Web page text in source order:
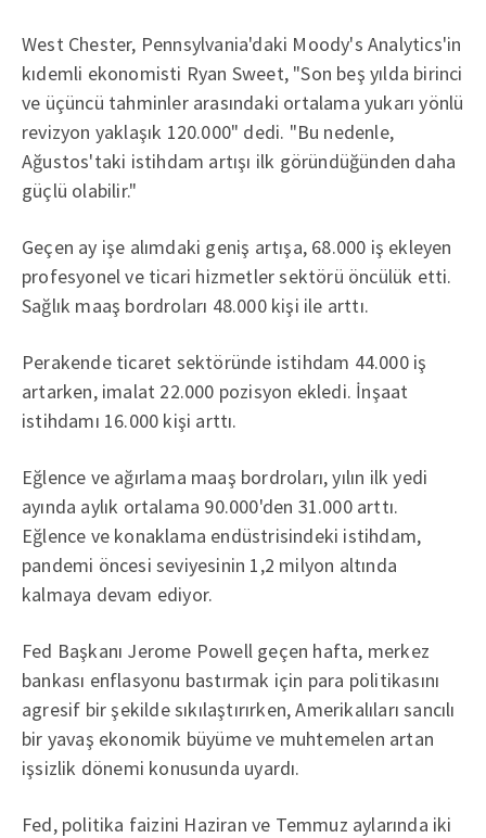
West Chester, Pennsylvania'daki Moody's Analytics'in
kıdemli ekonomisti Ryan Sweet, "Son beş yılda birinci
ve üçüncü tahminler arasındaki ortalama yukarı yönlü
revizyon yaklaşık 120.000" dedi. "Bu nedenle,
Ağustos'taki istihdam artışı ilk göründüğünden daha
güçlü olabilir."
Geçen ay işe alımdaki geniş artışa, 68.000 iş ekleyen
profesyonel ve ticari hizmetler sektörü öncülük etti.
Sağlık maaş bordroları 48.000 kişi ile arttı.
Perakende ticaret sektöründe istihdam 44.000 iş
artarken, imalat 22.000 pozisyon ekledi. İnşaat
istihdamı 16.000 kişi arttı.
Eğlence ve ağırlama maaş bordroları, yılın ilk yedi
ayında aylık ortalama 90.000'den 31.000 arttı.
Eğlence ve konaklama endüstrisindeki istihdam,
pandemi öncesi seviyesinin 1,2 milyon altında
kalmaya devam ediyor.
Fed Başkanı Jerome Powell geçen hafta, merkez
bankası enflasyonu bastırmak için para politikasını
agresif bir şekilde sıkılaştırırken, Amerikalıları sancılı
bir yavaş ekonomik büyüme ve muhtemelen artan
işsizlik dönemi konusunda uyardı.
Fed, politika faizini Haziran ve Temmuz aylarında iki